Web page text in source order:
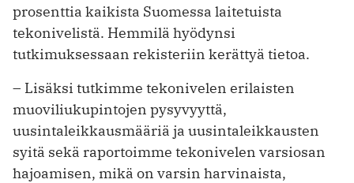
prosenttia kaikista Suomessa laitetuista
tekonivelistä. Hemmilä hyödynsi
tutkimuksessaan rekisteriin kerättyä tietoa.
– Lisäksi tutkimme tekonivelen erilaisten
muoviliukupintojen pysyvyyttä,
uusintaleikkausmääriä ja uusintaleikkausten
syitä sekä raportoimme tekonivelen varsiosan
hajoamisen, mikä on varsin harvinaista,